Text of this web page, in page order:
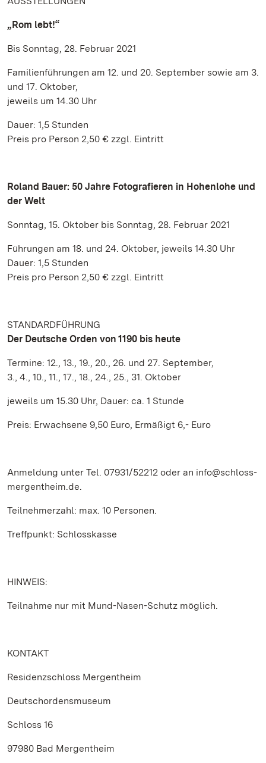
„Rom lebt!“
Bis Sonntag, 28. Februar 2021
Familienführungen am 12. und 20. September sowie am 3.
und 17. Oktober,
jeweils um 14.30 Uhr
Dauer: 1,5 Stunden
Preis pro Person 2,50 € zzgl. Eintritt
Roland Bauer: 50 Jahre Fotografieren in Hohenlohe und
der Welt
Sonntag, 15. Oktober bis Sonntag, 28. Februar 2021
Führungen am 18. und 24. Oktober, jeweils 14.30 Uhr
Dauer: 1,5 Stunden
Preis pro Person 2,50 € zzgl. Eintritt
STANDARDFÜHRUNG
Der Deutsche Orden von 1190 bis heute
Termine: 12., 13., 19., 20., 26. und 27. September,
3., 4., 10., 11., 17., 18., 24., 25., 31. Oktober
jeweils um 15.30 Uhr, Dauer: ca. 1 Stunde
Preis: Erwachsene 9,50 Euro, Ermäßigt 6,- Euro
Anmeldung unter Tel. 07931/52212 oder an info@schloss-
mergentheim.de.
Teilnehmerzahl: max. 10 Personen.
Treffpunkt: Schlosskasse
HINWEIS:
Teilnahme nur mit Mund-Nasen-Schutz möglich.
KONTAKT
Residenzschloss Mergentheim
Deutschordensmuseum
Schloss 16
97980 Bad Mergentheim